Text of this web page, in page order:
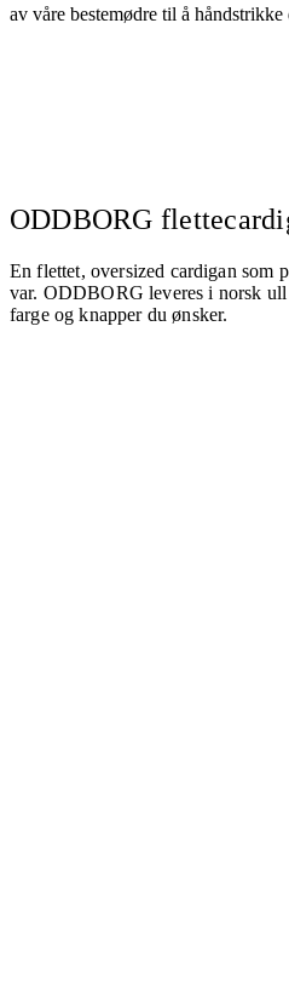
av våre bestemødre til å håndstrikke
ODDBORG
En flettet, oversized cardigan som
var. ODDBORG leveres i norsk ull
farge og knapper du ønsker.